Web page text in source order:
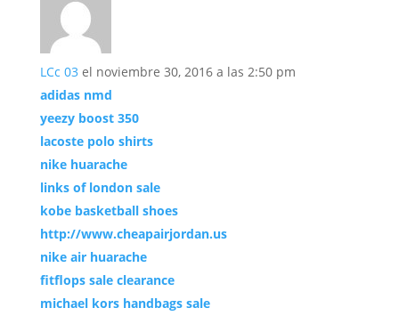
LCc 03 el noviembre 30, 2016 a las 2:50 pm
adidas nmd
yeezy boost 350
lacoste polo shirts
nike huarache
links of london sale
kobe basketball shoes
http://www.cheapairjordan.us
nike air huarache
fitflops sale clearance
michael kors handbags sale